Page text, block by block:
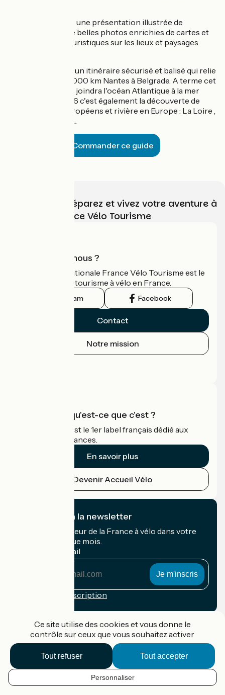
FR
Ce livre vous offre une présentation illustrée de
l'itinéraire avec de belles photos enrichies de cartes et
d'informations touristiques sur les lieux et paysages
c'est un itinéraire sécurisé et balisé qui relie
déjà sur près de 3000 km Nantes à Belgrade. A terme cet
itinéraire cyclable joindra l'océan Atlantique à la mer
Noire. L'EuroVelo 6 c'est également la découverte de
grands fleuves européens et rivière en Europe : La Loire ,
le Rhin, le Danube...
Commander ce guide
Choisissez, préparez et vivez votre aventure à
vélo avec France Vélo Tourisme
Qui sommes-nous ?
L'association nationale France Vélo Tourisme est le
guide officiel du tourisme à vélo en France.
Instagram Facebook
Contact
Notre mission
Accueil Vélo qu'est-ce que c'est ?
Accueil Vélo c'est le 1er label français dédié aux
cyclistes en vacances.
En savoir plus
Devenir Accueil Vélo
Je m'abonne à la newsletter
Recevez le meilleur de la France à vélo dans votre
boîte mail chaque mois.
Mon adresse mail
Conditions d'inscription
Accueil Vélo Pro
Contact
Mentions légales
Ce site utilise des cookies et vous donne le
contrôle sur ceux que vous souhaitez activer
Tout accepter
Tout refuser
Personnaliser